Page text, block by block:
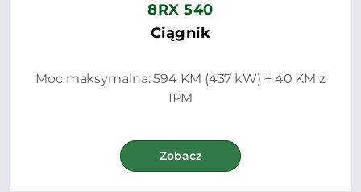
8RX 540
Ciągnik
Moc maksymalna: 594 KM (437 kW) + 40 KM z
IPM
Zobacz